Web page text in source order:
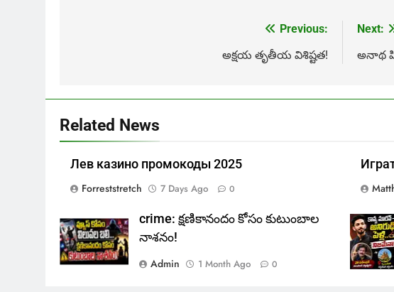
Previous:
అక్షయ తృతీయ విశిష్టత!
Next:
అనాథ
Related News
Лев казино промокоды 2025
Forreststretch
7 Days Ago 0
crime: క్షణికానందం కోసం కుటుంబాల
నాశనం!
Admin
1 Month Ago 0